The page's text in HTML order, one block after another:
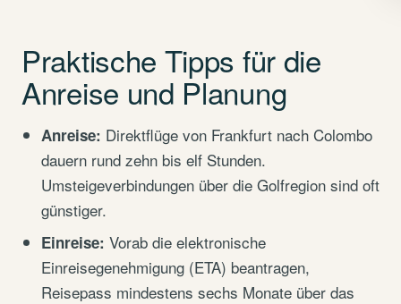
Praktische Tipps für die
Anreise und Planung
Anreise: Direktflüge von Frankfurt nach Colombo
dauern rund zehn bis elf Stunden.
Umsteigeverbindungen über die Golfregion sind oft
günstiger.
Einreise: Vorab die elektronische
Einreisegenehmigung (ETA) beantragen,
Reisepass mindestens sechs Monate über das